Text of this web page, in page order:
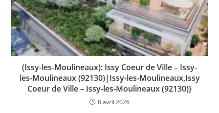
(Issy-les-Moulineaux): Issy Coeur de Ville – Issy-
les-Moulineaux (92130)|Issy-les-Moulineaux,Issy
Coeur de Ville – Issy-les-Moulineaux (92130)}
8 avril 2026